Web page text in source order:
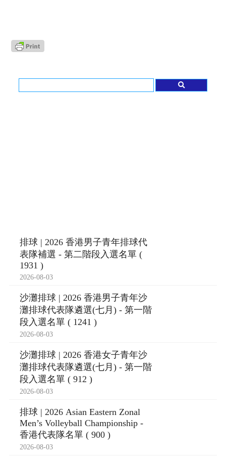
排球 | 2026 香港男子青年排球代
表隊補選 - 第二階段入選名單 (
1931 )
2026-08-03
沙灘排球 | 2026 香港男子青年沙
灘排球代表隊遴選(七月) - 第一階
段入選名單 ( 1241 )
2026-08-03
沙灘排球 | 2026 香港女子青年沙
灘排球代表隊遴選(七月) - 第一階
段入選名單 ( 912 )
2026-08-03
排球 | 2026 Asian Eastern Zonal
Men’s Volleyball Championship -
香港代表隊名單 ( 900 )
2026-08-03